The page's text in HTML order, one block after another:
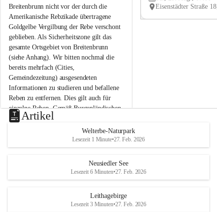
t
e
n
b
r
u
n
n
a
m
N
e
u
s
d
S
Breitenbrunn nicht vor der durch die
Amerikanische Rebzikade übertragene
Goldgelbe Vergilbung der Rebe verschont
geblieben. Als Sicherheitszone gilt das
gesamte Ortsgebiet von Breitenbrunn
(siehe Anhang). Wir bitten nochmal die
bereits mehrfach (Cities,
Gemeindezeitung) ausgesendeten
Informationen zu studieren und befallene
Reben zu entfernen. Dies gilt auch für
einzelne Reben. Gemäß Burgenländischen
Weinbaugesetz sind nicht gepflegte oder
unzulässige Weingärten zu roden! Bitte
helfen wir zusammen um unsere Winzer
vor den prognostizierten Ernteausfällen
und den daraus folgenden wirtschaftlichen
Maßnahmen zur Bekämpfung
e
u
e
d
r
S
Artikel
Welterbe-Naturpark
Lesezeit 1 Minute•27. Feb. 2026
Neusiedler See
Lesezeit 6 Minuten•27. Feb. 2026
Leithagebirge
Lesezeit 3 Minuten•27. Feb. 2026